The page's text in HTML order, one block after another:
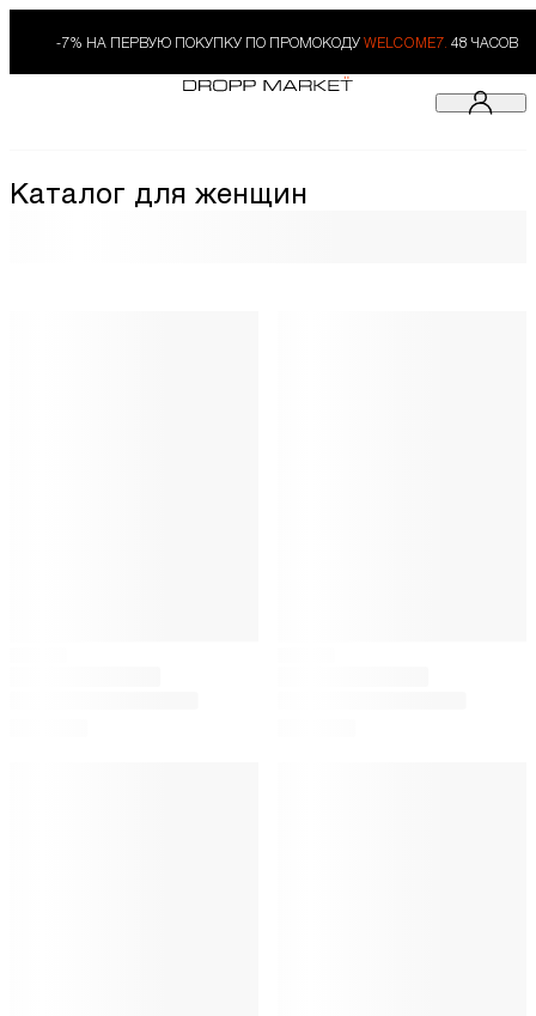
-7% НА ПЕРВУЮ ПОКУПКУ ПО ПРОМОКОДУ WELCOME7. 48 ЧАСОВ
Каталог для женщин